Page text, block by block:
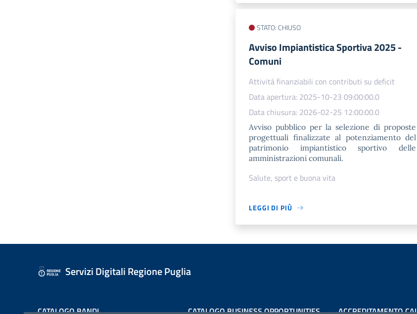
STATO: CHIUSO
Avviso Impiantistica Sportiva 2025 -
Comuni
Attività finanziabili con contributi su deficit
Data apertura: 2025-10-23 09:00:00.0
Data chiusura: 2026-02-25 12:00:00.0
Avviso pubblico per la selezione di proposte
progettuali finalizzate al potenziamento del
patrimonio impiantistico sportivo delle
amministrazioni comunali.
Salute, sport e buona vita
LEGGI DI PIÙ
Servizi Digitali Regione Puglia
CATALOGO BANDI CATALOGO BUSINESS OPPORTUNITIES ACCREDITAMENTO CAI